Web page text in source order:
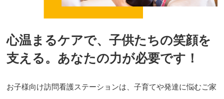
心温まるケアで、子供たちの笑顔を
支える。 あなたの力が必要です！
お子様向け訪問看護ステーションは、子育てや発達に悩むご家